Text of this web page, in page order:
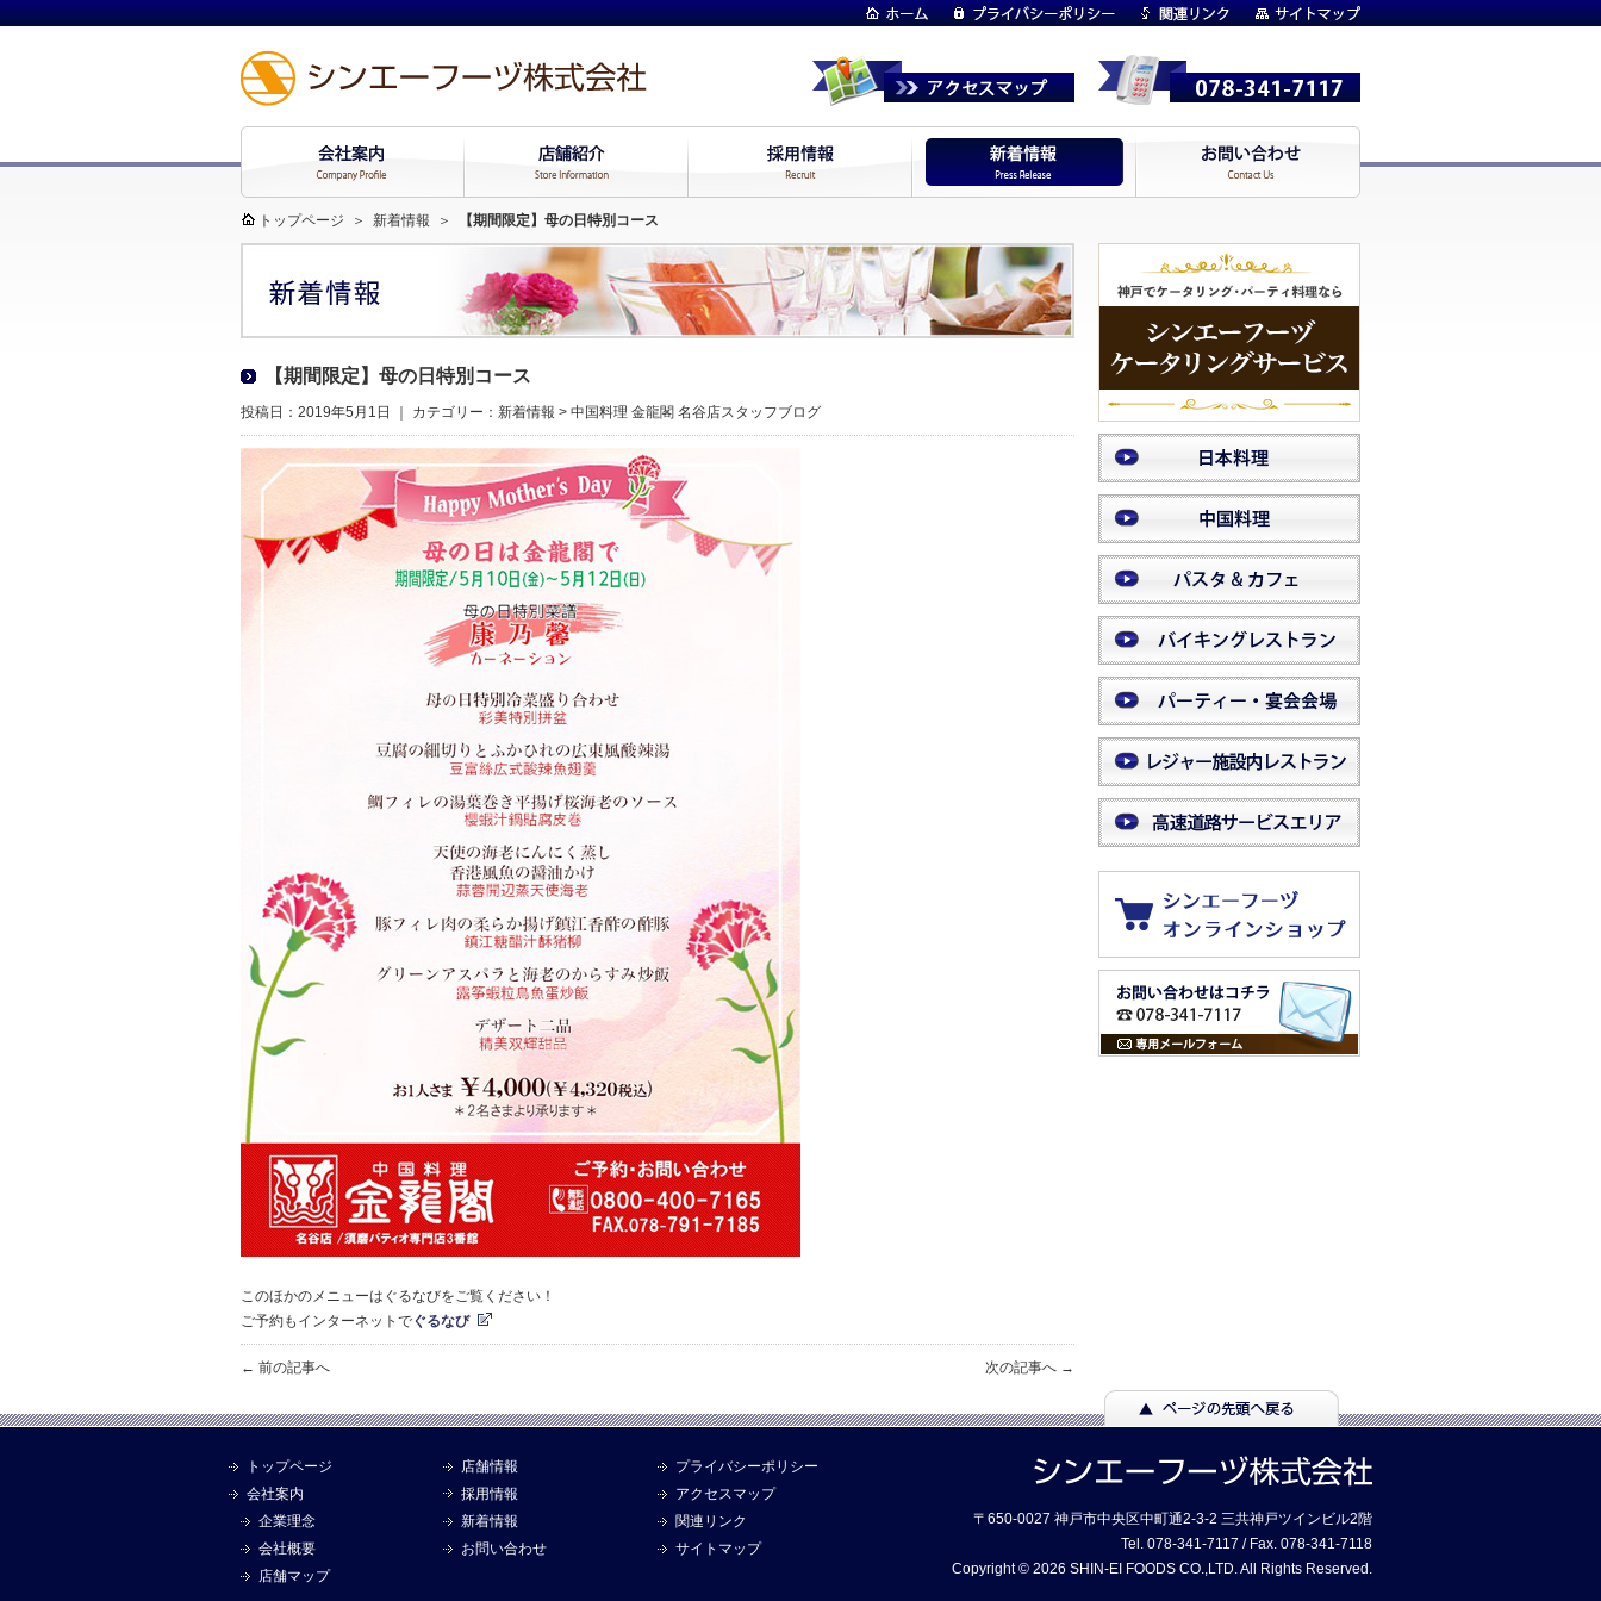
トップページ ＞ 新着情報 ＞ 【期間限定】母の日特別コース
【期間限定】母の日特別コース
投稿日：2019年5月1日 ｜ カテゴリー： 新着情報 > 中国料理 金龍閣 名谷店スタッフブログ
このほかのメニューはぐるなびをご覧ください！
ご予約もインターネットで ぐるなび
← 前の記事へ 次の記事へ →
トップページ
会社案内
企業理念
会社概要
店舗マップ
店舗情報
採用情報
新着情報
お問い合わせ
プライバシーポリシー
アクセスマップ
関連リンク
サイトマップ
〒650-0027 神戸市中央区中町通2-3-2 三共神戸ツインビル2階
Tel. 078-341-7117 / Fax. 078-341-7118
Copyright © 2026 SHIN-EI FOODS CO.,LTD. All Rights Reserved.